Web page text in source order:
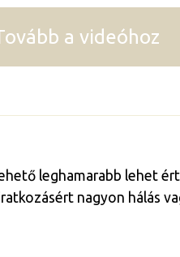
a videóhoz
leghamarabb lehet
nagyon hálás